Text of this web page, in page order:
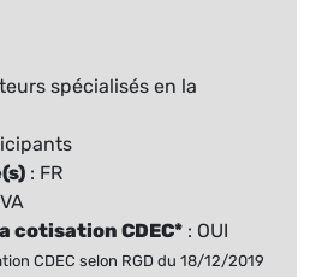
spécialisés en la
: FR
cotisation CDEC* : OUI
CDEC selon RGD du 18/12/2019